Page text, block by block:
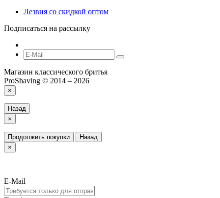
Лезвия со скидкой оптом
Подписаться на рассылку
Магазин классического бритья
ProShaving © 2014 – 2026
×
Назад
×
Продолжить покупки
Назад
×
E-Mail